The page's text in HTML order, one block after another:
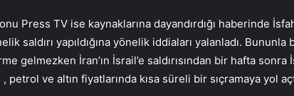
Press TV ise kaynaklarına dayandırdığı haberinde
saldırı yapıldığına yönelik iddiaları yalanladı.
gelmezken İran’ın İsrail’e saldırısından bir hafta sonra
, petrol ve altın fiyatlarında kısa süreli bir sıçramaya yol